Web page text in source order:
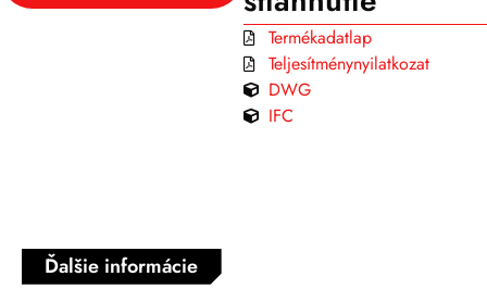
Termékadatlap
Teljesítménynyilatkozat
DWG
IFC
Ďalšie informácie